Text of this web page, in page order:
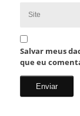
Salvar meus
que eu